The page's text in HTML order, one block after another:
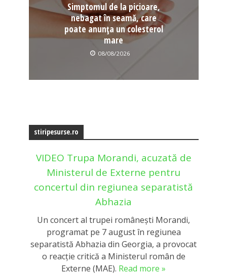
Simptomul de la picioare,
nebagat în seamă, care
poate anunța un colesterol
mare
08/08/2026
stiripesurse.ro
VIDEO Trupa Morandi, acuzată de
Ministerul de Externe pentru
concertul din regiunea separatistă
Abhazia
Un concert al trupei românești Morandi,
programat pe 7 august în regiunea
separatistă Abhazia din Georgia, a provocat
o reacție critică a Ministerul român de
Externe (MAE). Read more »